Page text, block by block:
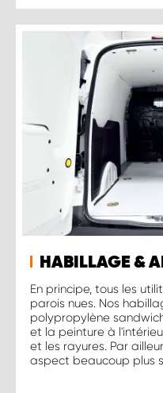
HABILLAGE &
En principe, tous les
parois nues. Nos
polypropylène
et la peinture à
et les rayures. Par
aspect beaucoup plus